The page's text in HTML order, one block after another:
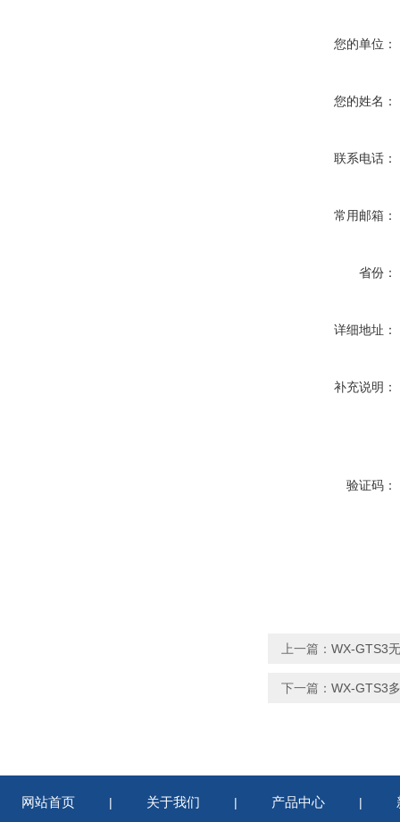
您的单位：
您的姓名：
联系电话：
常用邮箱：
省份：
详细地址：
补充说明：
验证码：
上一篇： WX-GTS3
下一篇： WX-GTS3
网站首页 | 关于我们 | 产品中心 |